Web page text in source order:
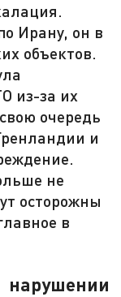
Ирану, он в
объектов.
из-за их
очередь
и
не
осторожны
в